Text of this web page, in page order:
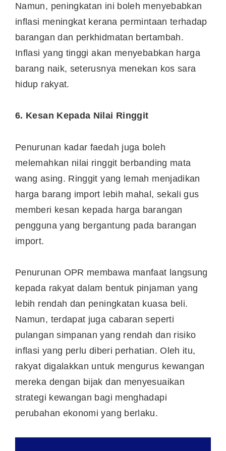
Namun, peningkatan ini boleh menyebabkan
inflasi meningkat kerana permintaan terhadap
barangan dan perkhidmatan bertambah.
Inflasi yang tinggi akan menyebabkan harga
barang naik, seterusnya menekan kos sara
hidup rakyat.
6. Kesan Kepada Nilai Ringgit
Penurunan kadar faedah juga boleh
melemahkan nilai ringgit berbanding mata
wang asing. Ringgit yang lemah menjadikan
harga barang import lebih mahal, sekali gus
memberi kesan kepada harga barangan
pengguna yang bergantung pada barangan
import.
Penurunan OPR membawa manfaat langsung
kepada rakyat dalam bentuk pinjaman yang
lebih rendah dan peningkatan kuasa beli.
Namun, terdapat juga cabaran seperti
pulangan simpanan yang rendah dan risiko
inflasi yang perlu diberi perhatian. Oleh itu,
rakyat digalakkan untuk mengurus kewangan
mereka dengan bijak dan menyesuaikan
strategi kewangan bagi menghadapi
perubahan ekonomi yang berlaku.